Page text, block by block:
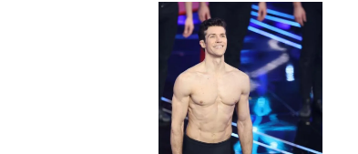
EVENTI
VIDEO
TV